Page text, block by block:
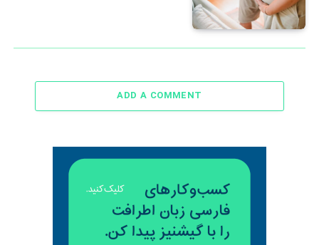
ADD A COMMENT